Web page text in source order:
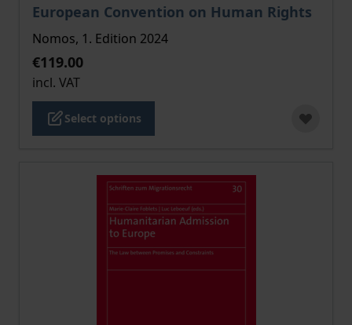
European Convention on Human Rights
Nomos, 1. Edition 2024
€119.00
incl. VAT
Select options